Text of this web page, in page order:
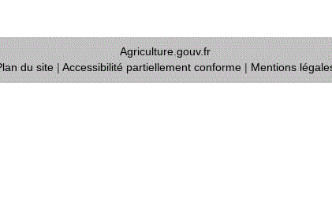
Agriculture.gouv.fr
du site|Accessibilité partiellement conforme|Mentions